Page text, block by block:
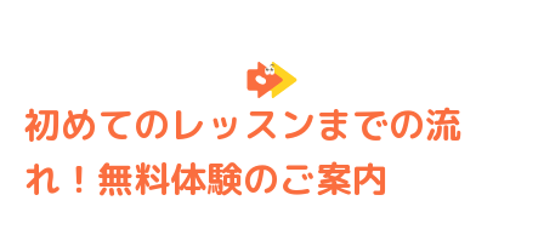
初めてのレッスンまでの流
れ！無料体験のご案内